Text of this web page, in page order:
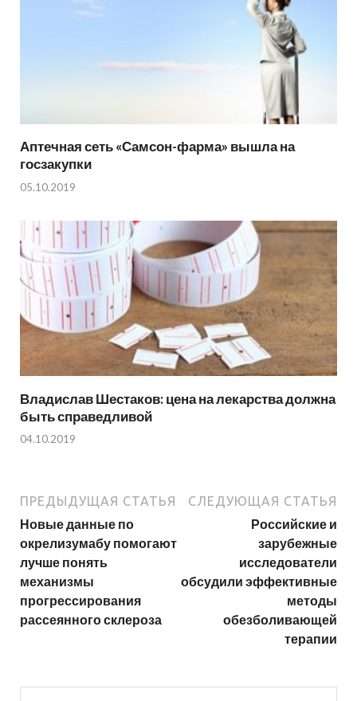
Аптечная сеть «Самсон-фарма» вышла на
госзакупки
05.10.2019
Владислав Шестаков: цена на лекарства должна
быть справедливой
04.10.2019
ПРЕДЫДУЩАЯ СТАТЬЯ
Новые данные по
окрелизумабу помогают
лучше понять
механизмы
прогрессирования
рассеянного склероза
СЛЕДУЮЩАЯ СТАТЬЯ
Российские и
зарубежные
исследователи
обсудили эффективные
методы
обезболивающей
терапии